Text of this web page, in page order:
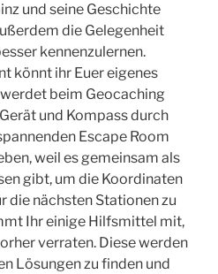
und seine Geschichte
die Gelegenheit
kennenzulernen.
könnt ihr Euer eigenes
beim Geocaching
und Kompass durch
Escape Room
weil es gemeinsam als
gibt, um die Koordinaten
die nächsten Stationen zu
Ihr einige Hilfsmittel mit,
verraten. Diese werden
Lösungen zu finden und